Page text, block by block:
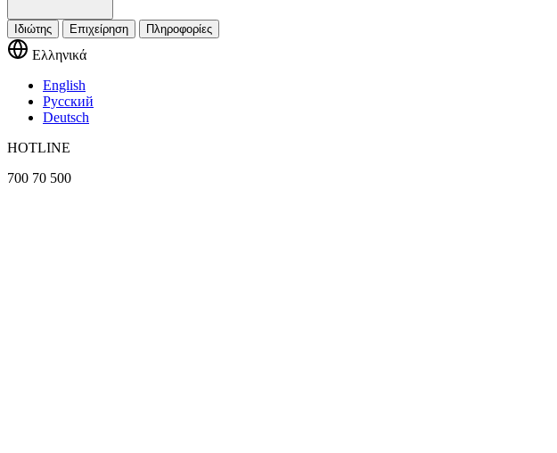
Ιδιώτης Επιχείρηση Πληροφορίες
Ελληνικά
English
Русский
Deutsch
HOTLINE
700 70 500